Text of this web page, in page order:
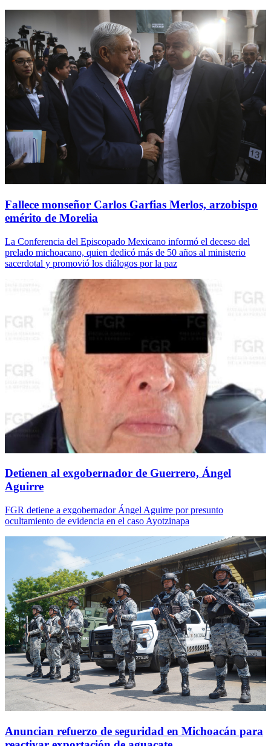
Fallece monseñor Carlos Garfias Merlos, arzobispo
emérito de Morelia
La Conferencia del Episcopado Mexicano informó el deceso del
prelado michoacano, quien dedicó más de 50 años al ministerio
sacerdotal y promovió los diálogos por la paz
Detienen al exgobernador de Guerrero, Ángel
Aguirre
FGR detiene a exgobernador Ángel Aguirre por presunto
ocultamiento de evidencia en el caso Ayotzinapa
Anuncian refuerzo de seguridad en Michoacán para